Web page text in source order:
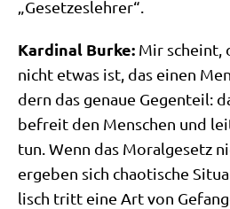
„Geset­zes­leh­rer“.
Kar­di­nal Bur­ke: Mir scheint,
nicht etwas ist, das einen
dern das genaue Gegen­teil:
befreit den Men­schen und
tun. Wenn das Moral­ge­setz
erge­ben sich chao­ti­sche
lisch tritt eine Art von